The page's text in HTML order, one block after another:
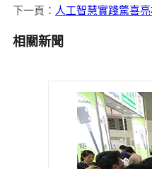
下一頁： 人工智慧實踐驚喜
相關新聞